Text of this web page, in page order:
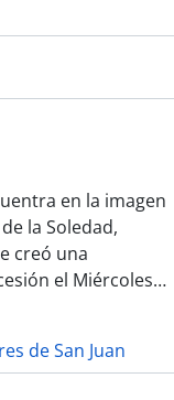
en la imagen
la Soledad,
creó una
el Miércoles…
de San Juan